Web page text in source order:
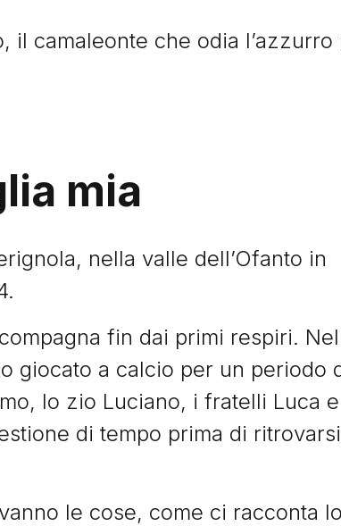
il camaleonte che odia l’azzurro
mia
nella valle dell’Ofanto in
fin dai primi respiri.
giocato a calcio per un periodo
lo zio Luciano, i fratelli Luca e
di tempo prima di
le cose, come ci racconta lo